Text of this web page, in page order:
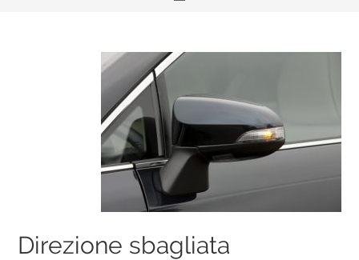
Direzione sbagliata